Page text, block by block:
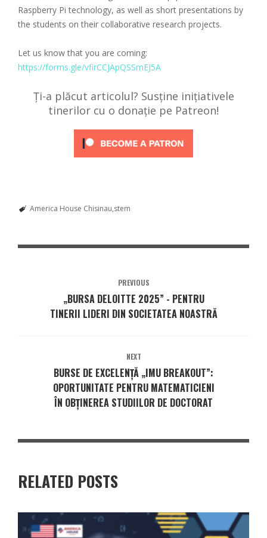
Raspberry Pi technology, as well as short presentations by
the students on their collaborative research projects.
Let us know that you are coming:
https://forms.gle/vfirCCJApQSSmEJ5A
Ți-a plăcut articolul? Susține inițiativele
tinerilor cu o donație pe Patreon!
America House Chisinau stem
PREVIOUS
„BURSA DELOITTE 2025” - PENTRU
TINERII LIDERI DIN SOCIETATEA NOASTRĂ
NEXT
BURSE DE EXCELENȚĂ „IMU BREAKOUT”:
OPORTUNITATE PENTRU MATEMATICIENI
ÎN OBȚINEREA STUDIILOR DE DOCTORAT
RELATED POSTS